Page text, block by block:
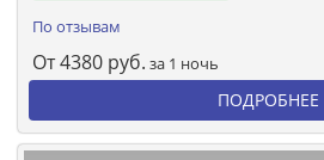
По отзывам
От4380 руб. за 1 ночь
ПОДРОБНЕЕ